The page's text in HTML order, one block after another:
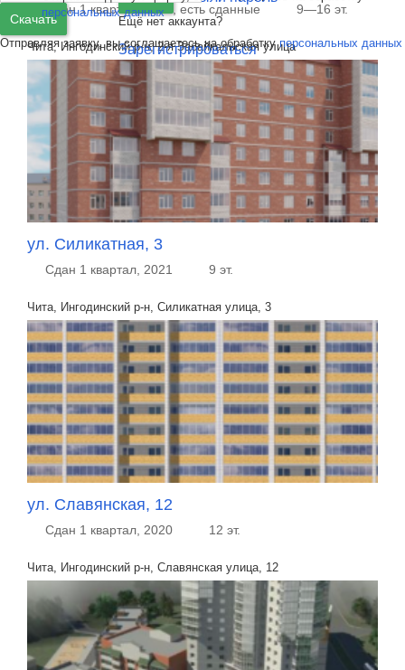
Ещё нет аккаунта?
Зарегистрироваться
Скачать
Отправляя заявку, вы соглашаетесь на обработкуперсональных данных
Сдан 1 квартал, 2022, есть сданные 9—16 эт.
Чита, Ингодинский р-н, 2-я Забайкальская улица
ул. Силикатная, 3
Сдан 1 квартал, 2021 9 эт.
Чита, Ингодинский р-н, Силикатная улица, 3
ул. Славянская, 12
Сдан 1 квартал, 2020 12 эт.
Чита, Ингодинский р-н, Славянская улица, 12
персональных данных